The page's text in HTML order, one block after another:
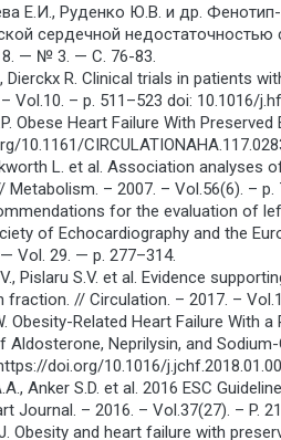
Е.И., Руденко Ю.В. и др.
сердечной
— № 3. — С. 76-83.
Dierckx R. Clinical trials in patients
Vol.10. – p. 511–523 doi: 10.1016/
Obese Heart Failure With
10.1161/
L. et al. Association
– 2007. – Vol.56(6). – p.
for the evaluation of
of Echocardiography and the
Vol. 29. — p. 277–314.
Pislaru S.V. et al. Evidence
// Circulation. – 2017. –
Obesity-Related Heart Failure
Aldosterone, Neprilysin, and
doi.org/10.1016/
Anker S.D. et al. 2016 ESC
Journal. – 2016. – Vol.37(27). – P.
Obesity and heart failure with